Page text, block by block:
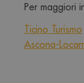
Per maggiori
Ticino Turismo
Ascona-